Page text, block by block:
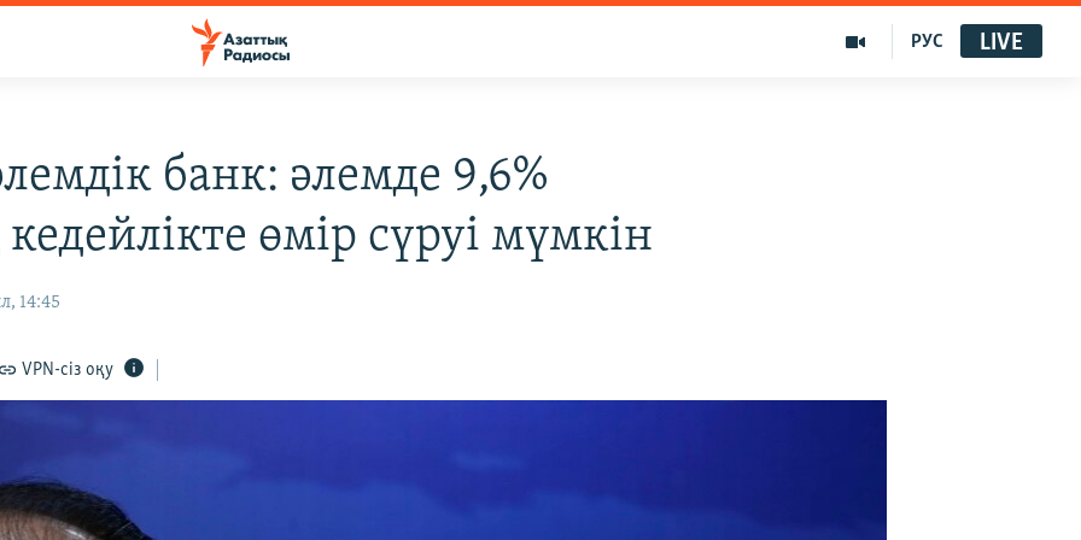
РУС LIVE
банк: әлемде 9,6%
өмір сүруі мүмкін
14:45
VPN-сіз оқу